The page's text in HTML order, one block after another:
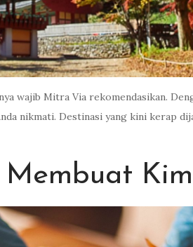
wajib Mitra Via rekomendasikan.
nikmati. Destinasi yang kini kerap